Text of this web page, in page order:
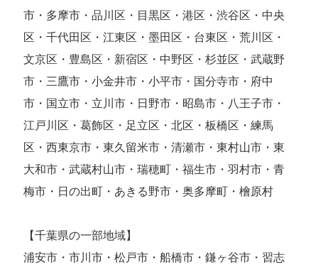
市・多摩市・品川区・目黒区・港区・渋谷区・中央
区・千代田区・江東区・墨田区・台東区・荒川区・
文京区・豊島区・新宿区・中野区・杉並区・武蔵野
市・三鷹市・小金井市・小平市・国分寺市・府中
市・国立市・立川市・日野市・昭島市・八王子市・
江戸川区・葛飾区・足立区・北区・板橋区・練馬
区・西東京市・東久留米市・清瀬市・東村山市・東
大和市・武蔵村山市・瑞穂町・福生市・羽村市・青
梅市・日の出町・あきる野市・奥多摩町・檜原村
【千葉県の一部地域】
浦安市・市川市・松戸市・船橋市・鎌ヶ谷市・習志